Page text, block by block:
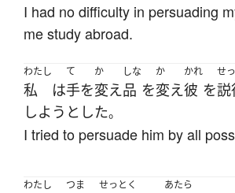
I had no difficulty in persuading
me study abroad.
わたし
私 は
て
手を
か
変え
しな
品 を
か
変え
かれ
彼 を
せ
説
しようとした。
I tried to persuade him by all
わたし
つま せっとく あたら